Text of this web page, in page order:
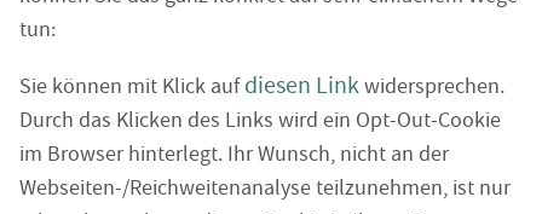
tun:
Sie können mit Klick aufdiesen Linkwidersprechen.
Durch das Klicken des Links wird ein Opt-Out-Cookie
im Browser hinterlegt. Ihr Wunsch, nicht an der
Webseiten-/Reichweitenanalyse teilzunehmen, ist nur